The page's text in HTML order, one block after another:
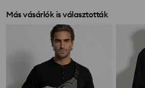
Más vásárlók is választották